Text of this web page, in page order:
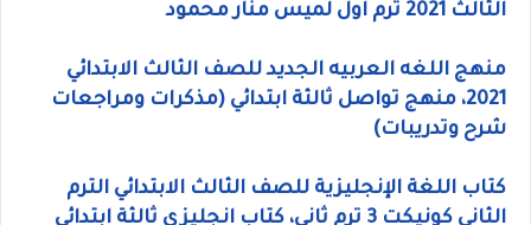
الثالث 2021 ترم اول لميس منار محمود
منهج اللغه العربيه الجديد للصف الثالث الابتدائي
2021، منهج تواصل ثالثة ابتدائي (مذكرات ومراجعات
شرح وتدريبات)
كتاب اللغة الإنجليزية للصف الثالث الابتدائي الترم
الثاني كونيكت 3 ترم ثاني، كتاب انجليزي ثالثة ابتدائي